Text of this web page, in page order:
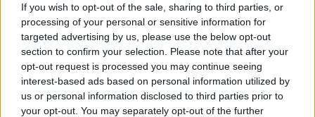
If you wish to opt-out of the sale, sharing to third parties, or
processing of your personal or sensitive information for
targeted advertising by us, please use the below opt-out
section to confirm your selection. Please note that after your
opt-out request is processed you may continue seeing
interest-based ads based on personal information utilized by
us or personal information disclosed to third parties prior to
your opt-out. You may separately opt-out of the further
Instituto Cultural de Évora promove fichas pedagógicas
gratuitas sobre património e natureza
O Instituto Cultural de Évora (ICÉ) e o Repositório Pedagógico
promovem o Ciclo de...